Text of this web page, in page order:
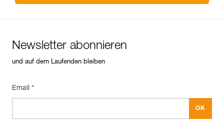
Newsletter abonnieren
und auf dem Laufenden bleiben
Email *